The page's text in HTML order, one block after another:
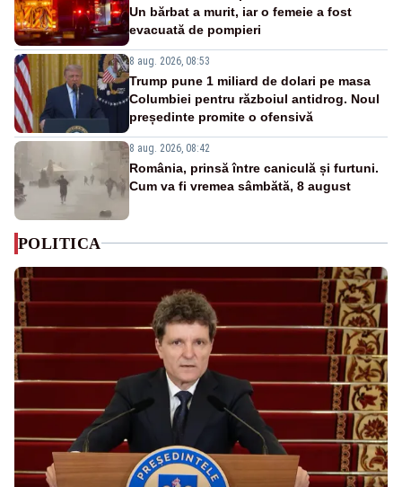
Un bărbat a murit, iar o femeie a fost
evacuată de pompieri
8 aug. 2026, 08:53
Trump pune 1 miliard de dolari pe masa
Columbiei pentru războiul antidrog. Noul
președinte promite o ofensivă
8 aug. 2026, 08:42
România, prinsă între caniculă și furtuni.
Cum va fi vremea sâmbătă, 8 august
POLITICA